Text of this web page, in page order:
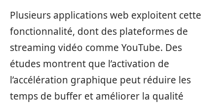
Plusieurs applications web exploitent cette
fonctionnalité, dont des plateformes de
streaming vidéo comme YouTube. Des
études montrent que l’activation de
l’accélération graphique peut réduire les
temps de buffer et améliorer la qualité